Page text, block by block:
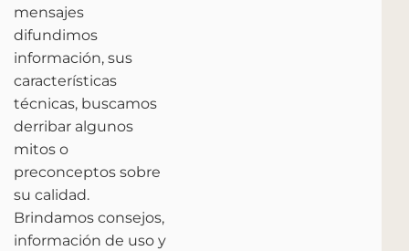
mensajes
difundimos
información, sus
características
técnicas, buscamos
derribar algunos
mitos o
preconceptos sobre
su calidad.
Brindamos consejos,
información de uso y